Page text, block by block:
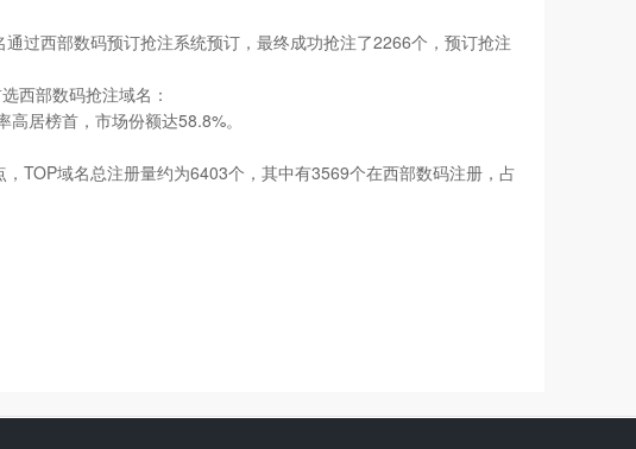
西部数码预订抢注系统预订，最终成功抢注了2266个，预订抢注
西部数码抢注域名：
居榜首，市场份额达58.8%。
域名总注册量约为6403个，其中有3569个在西部数码注册，占